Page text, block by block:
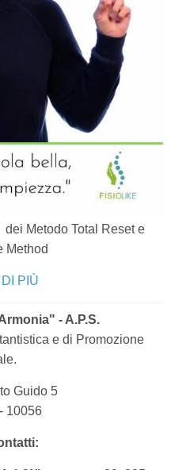
Metodo Total Reset e
Method
PIÙ
- A.P.S.
e di Promozione
Guido 5
10056